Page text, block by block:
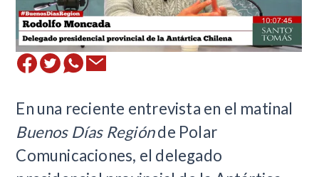
En una reciente entrevista en el matinal
Buenos Días Regiónde Polar
Comunicaciones, el delegado